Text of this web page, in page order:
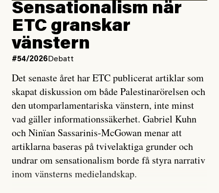
Sensationalism när
ETC granskar
vänstern
#54/2026 Debatt
Det senaste året har ETC publicerat artiklar som
skapat diskussion om både Palestinarörelsen och
den utomparlamentariska vänstern, inte minst
vad gäller informationssäkerhet. Gabriel Kuhn
och Ninïan Sassarinis-McGowan menar att
artiklarna baseras på tvivelaktiga grunder och
undrar om sensationalism borde få styra narrativ
inom vänsterns medielandskap.